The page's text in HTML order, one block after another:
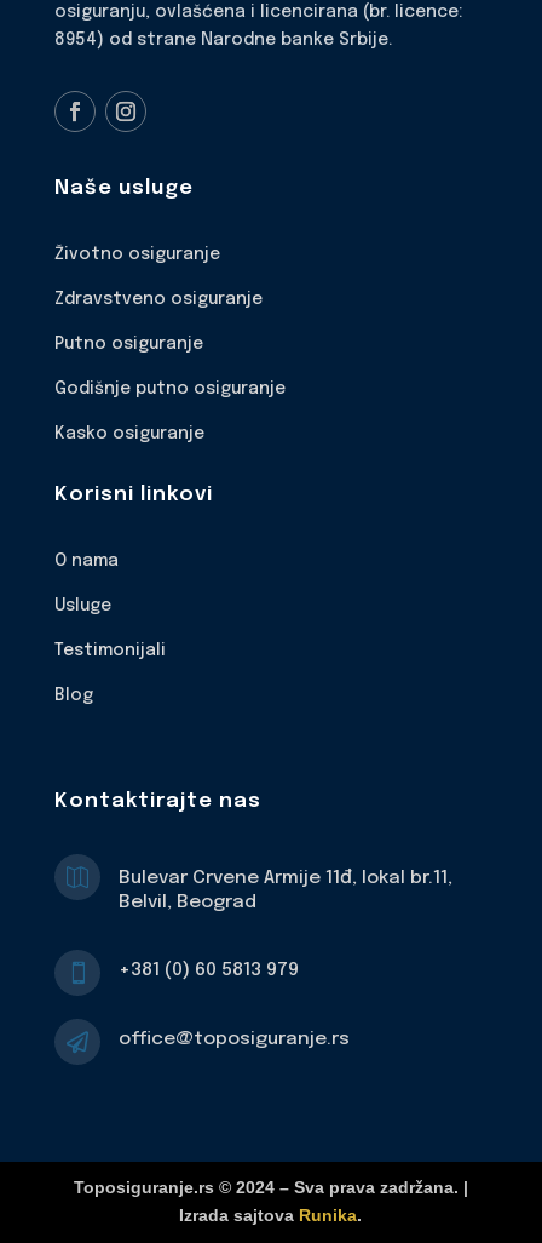
osiguranju, ovlašćena i licencirana (br. licence:
8954) od strane Narodne banke Srbije.
Naše usluge
Životno osiguranje
Zdravstveno osiguranje
Putno osiguranje
Godišnje putno osiguranje
Kasko osiguranje
Korisni linkovi
O nama
Usluge
Testimonijali
Blog
Kontaktirajte nas

Bulevar Crvene Armije 11đ, lokal br.11,
Belvil, Beograd
 +381 (0) 60 5813 979
 office@toposiguranje.rs
Toposiguranje.rs © 2024 – Sva prava zadržana. |
Izrada sajtova Runika.